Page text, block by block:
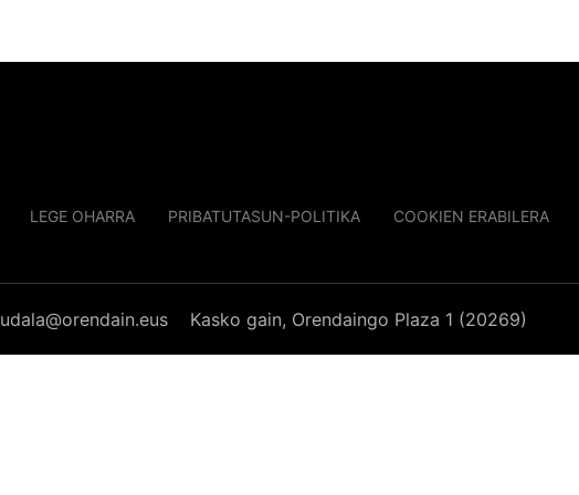
LEGE OHARRA PRIBATUTASUN-POLITIKA COOKIEN ERABILERA
udala@orendain.eus Kasko gain, Orendaingo Plaza 1 (20269)